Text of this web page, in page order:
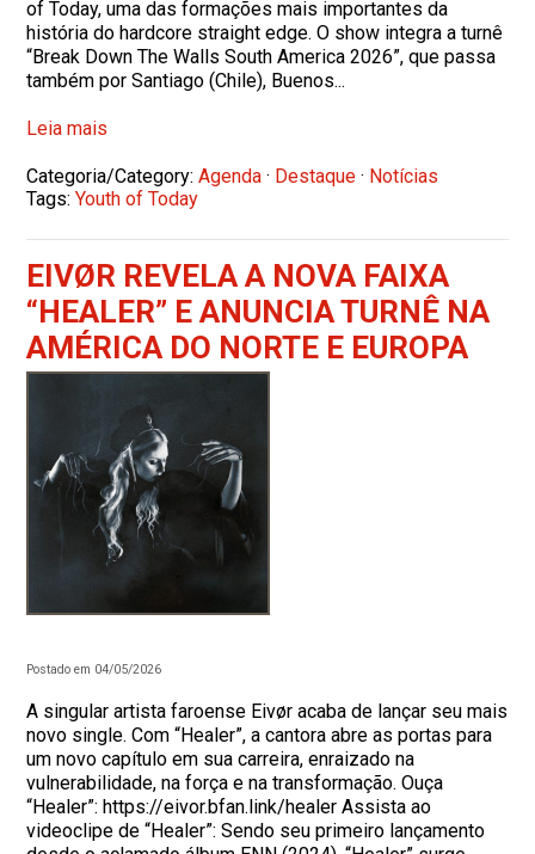
of Today, uma das formações mais importantes da
história do hardcore straight edge. O show integra a turnê
“Break Down The Walls South America 2026”, que passa
também por Santiago (Chile), Buenos...
Leia mais
Categoria/Category:Agenda · Destaque · Notícias
Tags:Youth of Today
EIVØR REVELA A NOVA FAIXA
“HEALER” E ANUNCIA TURNÊ NA
AMÉRICA DO NORTE E EUROPA
Postado em 04/05/2026
A singular artista faroense Eivør acaba de lançar seu mais
novo single. Com “Healer”, a cantora abre as portas para
um novo capítulo em sua carreira, enraizado na
vulnerabilidade, na força e na transformação. Ouça
“Healer”: https://eivor.bfan.link/healer Assista ao
videoclipe de “Healer”: Sendo seu primeiro lançamento